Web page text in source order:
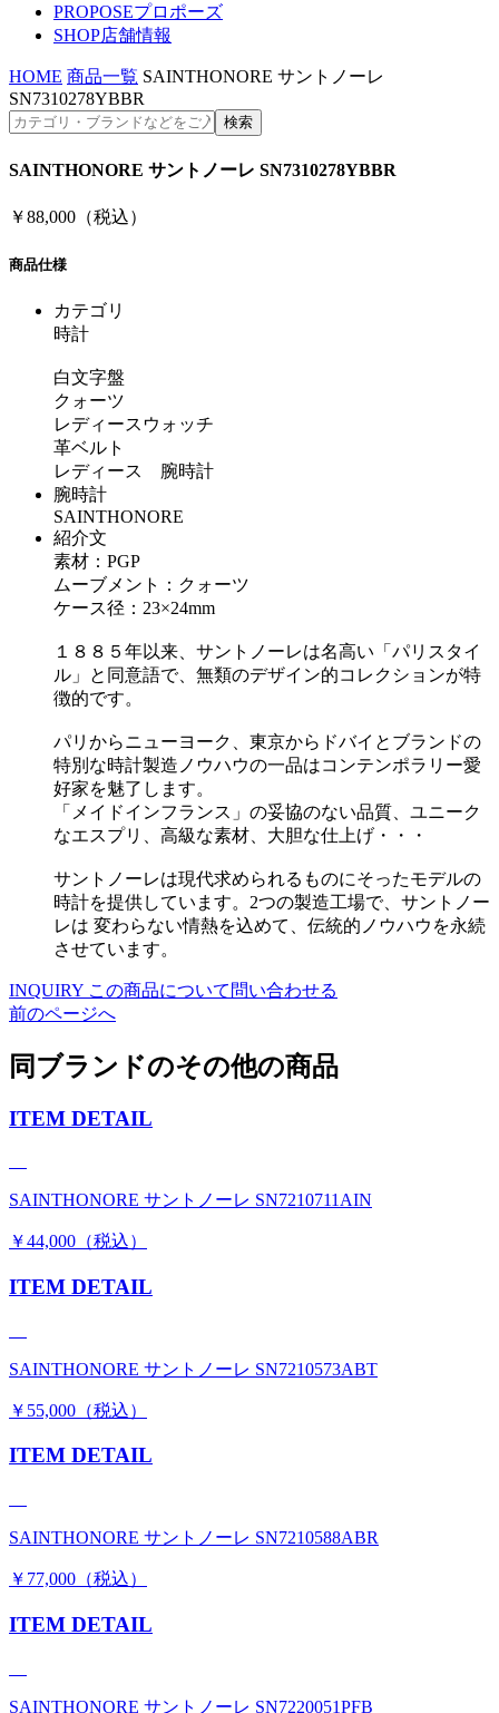
PROPOSEプロポーズ
SHOP店舗情報
HOME 商品一覧 SAINTHONORE サントノーレ
SN7310278YBBR
SAINTHONORE サントノーレ SN7310278YBBR
￥88,000（税込）
商品仕様
カテゴリ
時計
白文字盤
クォーツ
レディースウォッチ
革ベルト
レディース 腕時計
腕時計
SAINTHONORE
紹介文
素材：PGP
ムーブメント：クォーツ
ケース径：23×24mm
１８８５年以来、サントノーレは名高い「パリスタイ
ル」と同意語で、無類のデザイン的コレクションが特
徴的です。
パリからニューヨーク、東京からドバイとブランドの
特別な時計製造ノウハウの一品はコンテンポラリー愛
好家を魅了します。
「メイドインフランス」の妥協のない品質、ユニーク
なエスプリ、高級な素材、大胆な仕上げ・・・
サントノーレは現代求められるものにそったモデルの
時計を提供しています。2つの製造工場で、サントノー
レは 変わらない情熱を込めて、伝統的ノウハウを永続
させています。
INQUIRY この商品について問い合わせる
前のページへ
同ブランドのその他の商品
ITEM DETAIL
SAINTHONORE サントノーレ SN7210711AIN
￥44,000（税込）
ITEM DETAIL
SAINTHONORE サントノーレ SN7210573ABT
￥55,000（税込）
ITEM DETAIL
SAINTHONORE サントノーレ SN7210588ABR
￥77,000（税込）
ITEM DETAIL
SAINTHONORE サントノーレ SN7220051PFB